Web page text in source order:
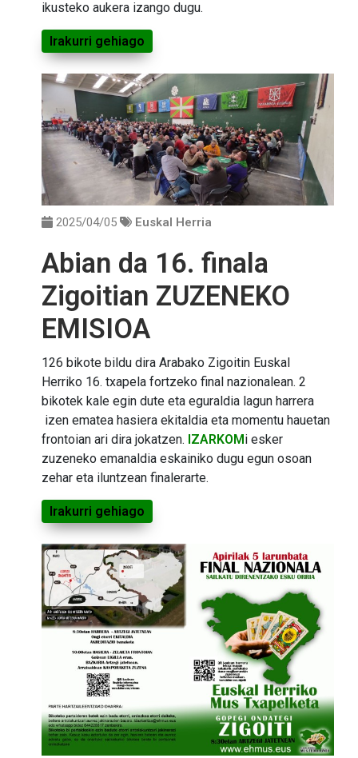
ikusteko aukera izango dugu.
Irakurri gehiago
2025/04/05 Euskal Herria
Abian da 16. finala
Zigoitian ZUZENEKO
EMISIOA
126 bikote bildu dira Arabako Zigoitin Euskal
Herriko 16. txapela fortzeko final nazionalean. 2
bikotek kale egin dute eta eguraldia lagun harrera
izen ematea hasiera ekitaldia eta momentu hauetan
frontoian ari dira jokatzen. IZARKOMi esker
zuzeneko emanaldia eskainiko dugu egun osoan
zehar eta iluntzean finalerarte.
Irakurri gehiago